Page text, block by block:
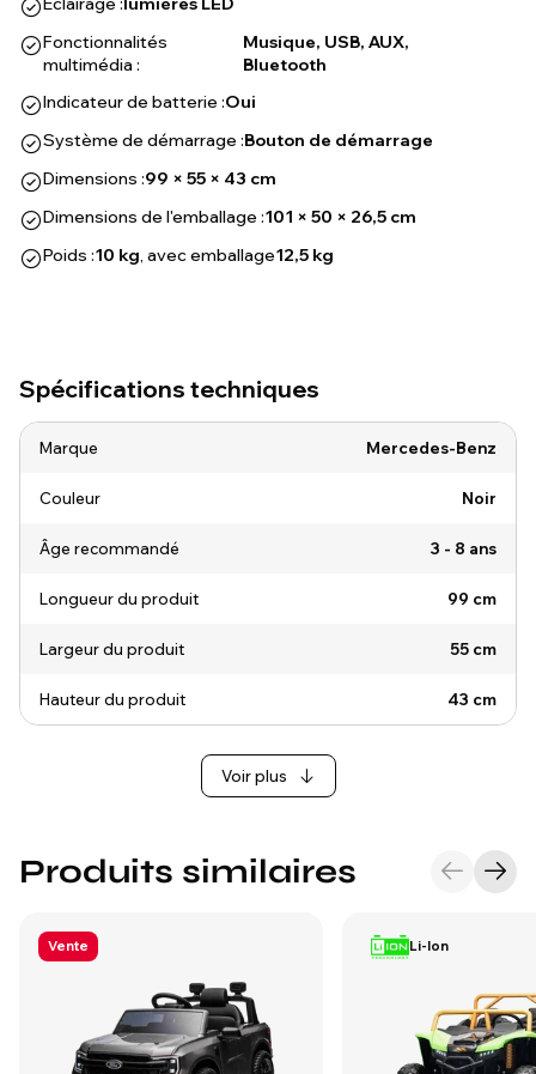
Fonctionnalités
multimédia :
Musique, USB, AUX,
Bluetooth
Indicateur de batterie :Oui
Système de démarrage :Bouton de démarrage
Dimensions :99 × 55 × 43 cm
Dimensions de l'emballage :101 × 50 × 26,5 cm
Poids :10 kg, avec emballage12,5 kg
Spécifications techniques
Marque Mercedes-Benz
Couleur Noir
Âge recommandé 3 - 8 ans
Longueur du produit 99 cm
Largeur du produit 55 cm
Hauteur du produit 43 cm
Voir plus
Produits similaires
Vente Li-Ion